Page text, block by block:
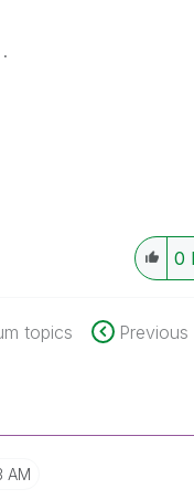
0
topics Previous
AM